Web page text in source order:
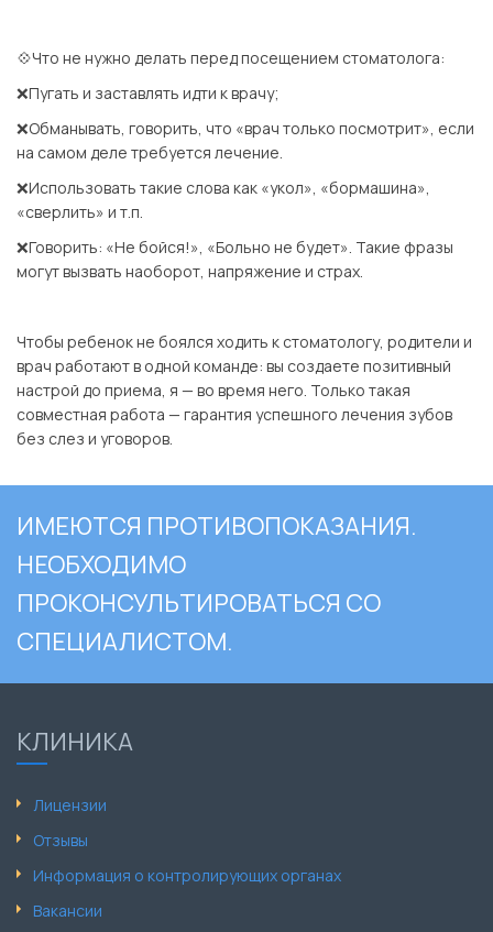
💠Что не нужно делать перед посещением стоматолога:
❌Пугать и заставлять идти к врачу;
❌Обманывать, говорить, что «врач только посмотрит», если
на самом деле требуется лечение.
❌Использовать такие слова как «укол», «бормашина»,
«сверлить» и т.п.
❌Говорить: «Не бойся!», «Больно не будет». Такие фразы
могут вызвать наоборот, напряжение и страх.
Чтобы ребенок не боялся ходить к стоматологу, родители и
врач работают в одной команде: вы создаете позитивный
настрой до приема, я — во время него. Только такая
совместная работа — гарантия успешного лечения зубов
без слез и уговоров.
ИМЕЮТСЯ ПРОТИВОПОКАЗАНИЯ.
НЕОБХОДИМО
ПРОКОНСУЛЬТИРОВАТЬСЯ СО
СПЕЦИАЛИСТОМ.
КЛИНИКА
Лицензии
Отзывы
Информация о контролирующих органах
Вакансии